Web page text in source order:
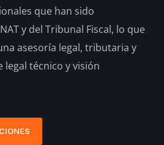
que han sido
y del Tribunal Fiscal, lo que
asesoría legal, tributaria y
técnico y visión